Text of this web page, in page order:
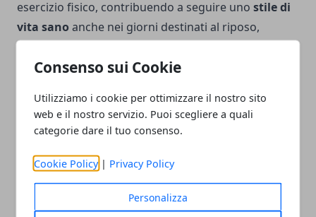
Consenso sui Cookie
Utilizziamo i cookie per ottimizzare il nostro sito
web e il nostro servizio. Puoi scegliere a quali
categorie dare il tuo consenso.
Cookie Policy | Privacy Policy
Personalizza
esercizio fisico, contribuendo a seguire uno stile di
vita sano anche nei giorni destinati al riposo,
allontanandosi dal caos e dalle preoccupazioni
quotidiane.
Facebook
TwitterWhatsapp